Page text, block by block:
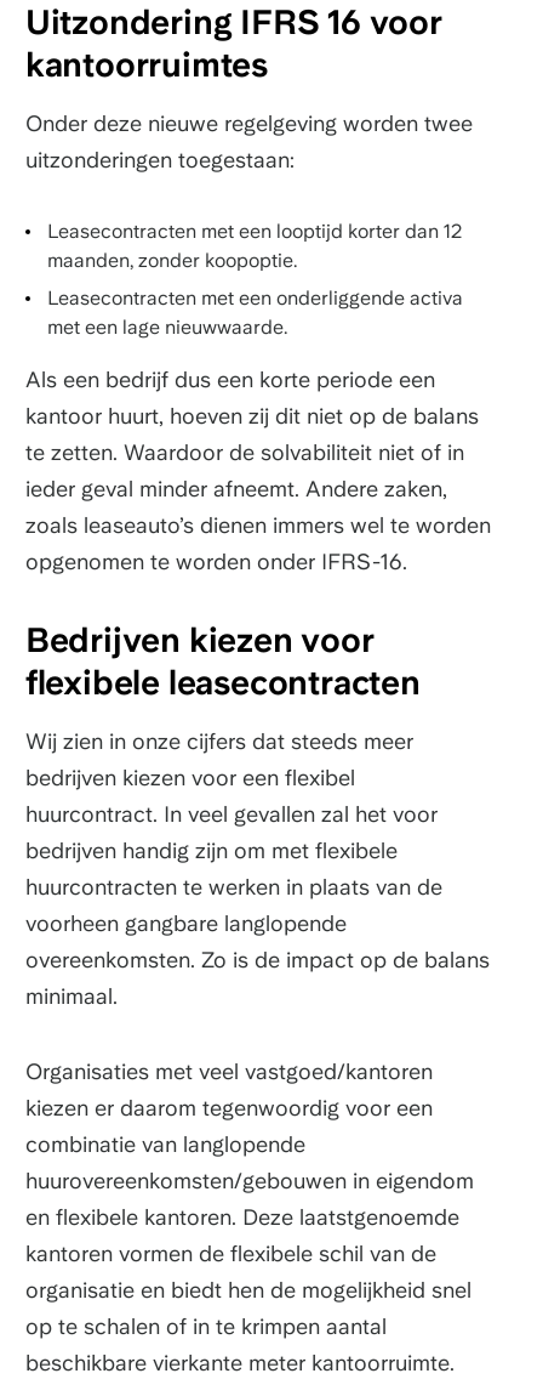
Uitzondering IFRS 16 voor
kantoorruimtes
Onder deze nieuwe regelgeving worden twee
uitzonderingen toegestaan:
Leasecontracten met een looptijd korter dan 12
maanden, zonder koopoptie.
Leasecontracten met een onderliggende activa
met een lage nieuwwaarde.
Als een bedrijf dus een korte periode een
kantoor huurt, hoeven zij dit niet op de balans
te zetten. Waardoor de solvabiliteit niet of in
ieder geval minder afneemt. Andere zaken,
zoals leaseauto’s dienen immers wel te worden
opgenomen te worden onder IFRS-16.
Bedrijven kiezen voor
flexibele leasecontracten
Wij zien in onze cijfers dat steeds meer
bedrijven kiezen voor een flexibel
huurcontract. In veel gevallen zal het voor
bedrijven handig zijn om met flexibele
huurcontracten te werken in plaats van de
voorheen gangbare langlopende
overeenkomsten. Zo is de impact op de balans
minimaal.
Organisaties met veel vastgoed/kantoren
kiezen er daarom tegenwoordig voor een
combinatie van langlopende
huurovereenkomsten/gebouwen in eigendom
en flexibele kantoren. Deze laatstgenoemde
kantoren vormen de flexibele schil van de
organisatie en biedt hen de mogelijkheid snel
op te schalen of in te krimpen aantal
beschikbare vierkante meter kantoorruimte.